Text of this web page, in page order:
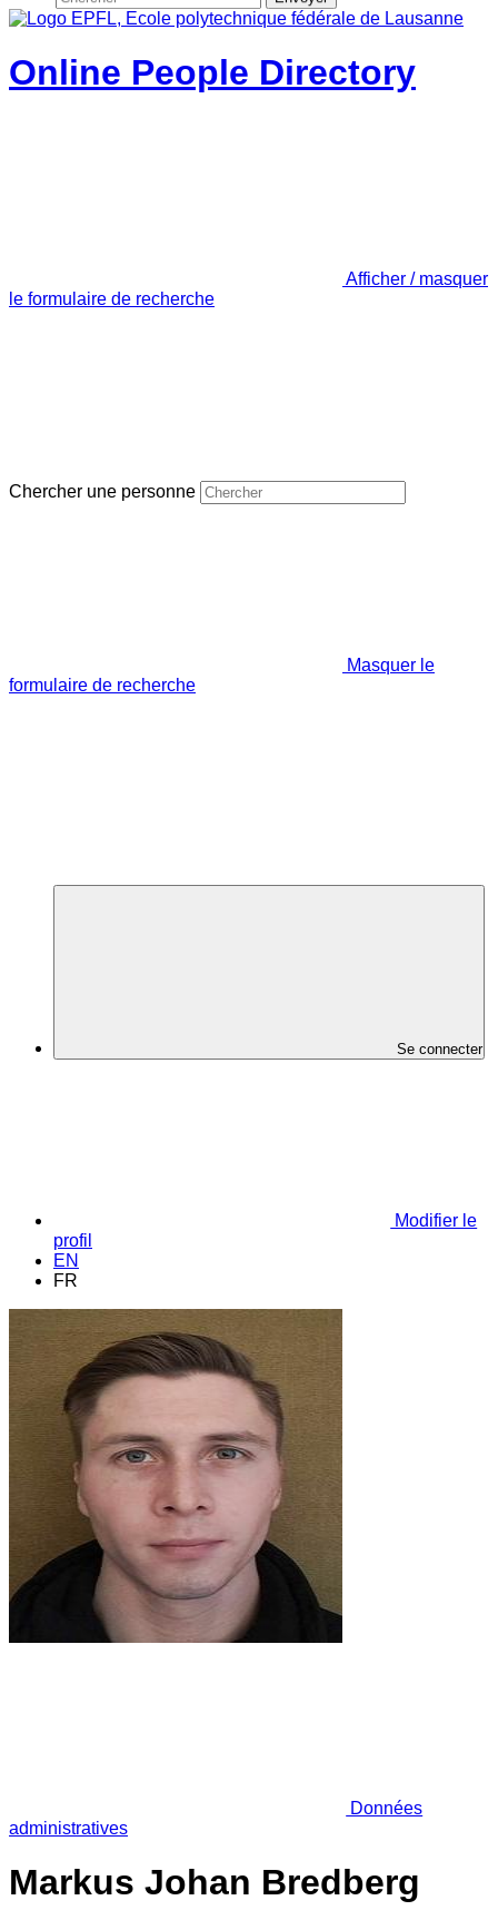
Online People Directory
Afficher / masquer
le formulaire de recherche
Chercher une personne
Masquer le
formulaire de recherche
Se connecter
Modifier le
profil
EN
FR
Données
administratives
Markus Johan Bredberg